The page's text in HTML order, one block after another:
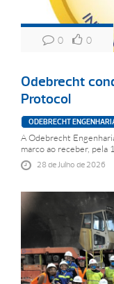
0 0
Odebrecht
Protocol
ODEBRECHT
A Odebrecht
marco ao receber, pela
28 de Julho de 2026